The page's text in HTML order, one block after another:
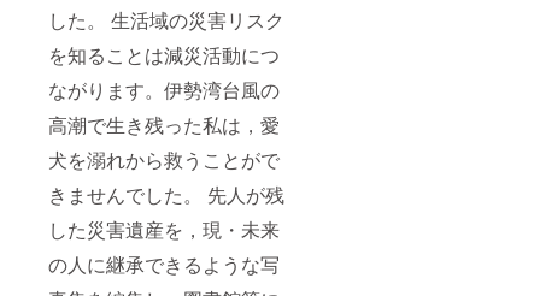
した。 生活域の災害リスク
を知ることは減災活動につ
ながります。伊勢湾台風の
高潮で生き残った私は，愛
犬を溺れから救うことがで
きませんでした。 先人が残
した災害遺産を，現・未来
の人に継承できるような写